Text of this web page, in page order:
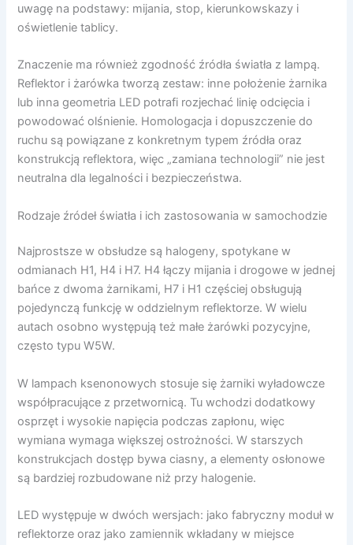
uwagę na podstawy: mijania, stop, kierunkowskazy i
oświetlenie tablicy.
Znaczenie ma również zgodność źródła światła z lampą.
Reflektor i żarówka tworzą zestaw: inne położenie żarnika
lub inna geometria LED potrafi rozjechać linię odcięcia i
powodować olśnienie. Homologacja i dopuszczenie do
ruchu są powiązane z konkretnym typem źródła oraz
konstrukcją reflektora, więc „zamiana technologii” nie jest
neutralna dla legalności i bezpieczeństwa.
Rodzaje źródeł światła i ich zastosowania w samochodzie
Najprostsze w obsłudze są halogeny, spotykane w
odmianach H1, H4 i H7. H4 łączy mijania i drogowe w jednej
bańce z dwoma żarnikami, H7 i H1 częściej obsługują
pojedynczą funkcję w oddzielnym reflektorze. W wielu
autach osobno występują też małe żarówki pozycyjne,
często typu W5W.
W lampach ksenonowych stosuje się żarniki wyładowcze
współpracujące z przetwornicą. Tu wchodzi dodatkowy
osprzęt i wysokie napięcia podczas zapłonu, więc
wymiana wymaga większej ostrożności. W starszych
konstrukcjach dostęp bywa ciasny, a elementy osłonowe
są bardziej rozbudowane niż przy halogenie.
LED występuje w dwóch wersjach: jako fabryczny moduł w
reflektorze oraz jako zamiennik wkładany w miejsce